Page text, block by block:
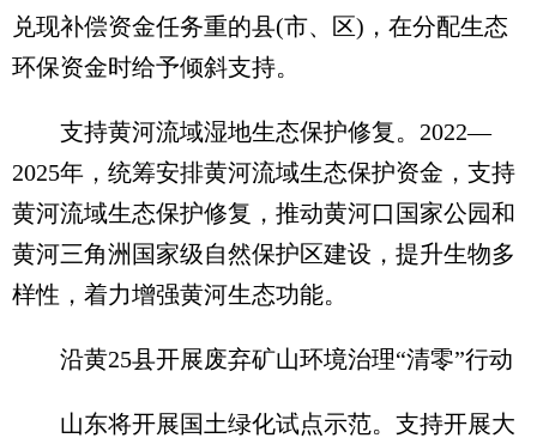
兑现补偿资金任务重的县(市、区)，在分配生态
环保资金时给予倾斜支持。
支持黄河流域湿地生态保护修复。2022—
2025年，统筹安排黄河流域生态保护资金，支持
黄河流域生态保护修复，推动黄河口国家公园和
黄河三角洲国家级自然保护区建设，提升生物多
样性，着力增强黄河生态功能。
沿黄25县开展废弃矿山环境治理“清零”行动
山东将开展国土绿化试点示范。支持开展大